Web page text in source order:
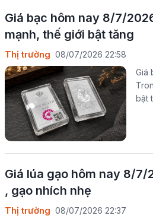
Giá bạc hôm nay 8/7/
mạnh, thế giới bật tăng
Thị trường 08/07/2026 22:58
Giá
bật
Giá lúa gạo hôm nay 8/7/
, gạo nhích nhẹ
Thị trường 08/07/2026 22:37